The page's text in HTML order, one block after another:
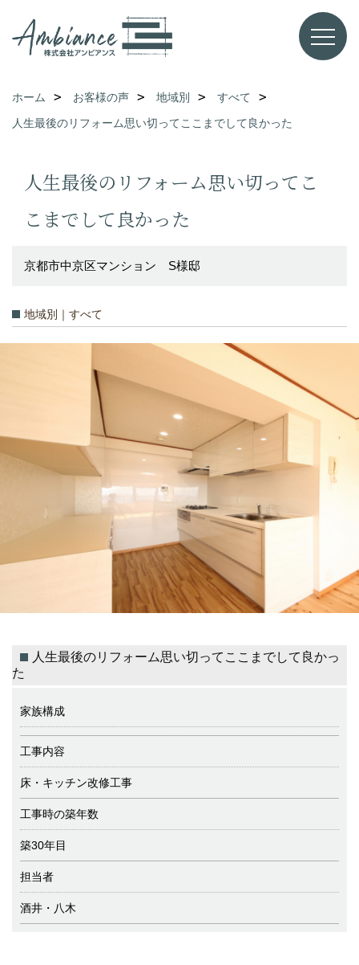
ホーム お客様の声 地域別
すべて
人生最後のリフォーム思い切ってここまでして良かった
人生最後のリフォーム思い切ってこ
こまでして良かった
京都市中京区マンション S様邸
地域別｜すべて
人生最後のリフォーム思い切ってここまでして良かっ
た
家族構成
工事内容
床・キッチン改修工事
工事時の築年数
築30年目
担当者
酒井・八木